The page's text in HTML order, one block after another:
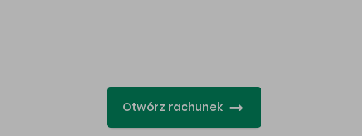
Otwórz rachunek